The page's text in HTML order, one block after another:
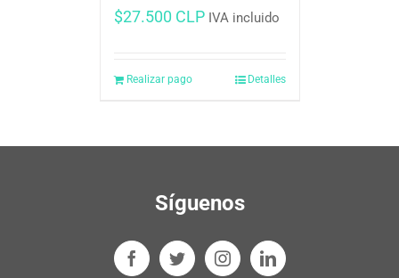
$27.500 CLP IVA incluido
Realizar pago Detalles
Síguenos